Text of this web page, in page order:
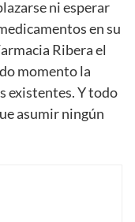
ni esperar
en su
Ribera el
momento la
existentes. Y todo
asumir ningún